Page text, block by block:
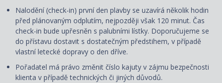
Nalodění (check-in) první den plavby se uzavírá několik hodin
před plánovaným odplutím, nejpozději však 120 minut. Čas
check-in bude upřesněn s palubními lístky. Doporučujeme se
do přístavu dostavit s dostatečným předstihem, v případě
vlastní letecké dopravy o den dříve.
Pořadatel má právo změnit číslo kajuty v zájmu bezpečnosti
klienta v případě technických či jiných důvodů.